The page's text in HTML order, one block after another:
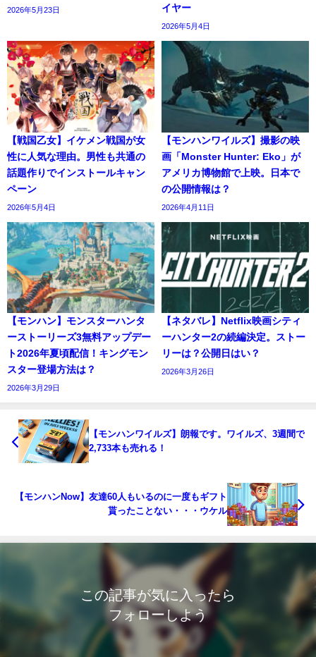
2026年5月23日
イヤー
2026年5月4日
【戦国乙女】イケメン戦国が女
性に人気な理由。男性も共通の
話題作りでインストールキャン
ペーン
2026年5月4日
【モンハンワイルズ】撮影の映
画「Monster Hunter: Eko」が
アメリカ博物館で上映。日本で
の公開情報は？
2026年4月11日
【モンハン】モンスターハンタ
ーストーリーズ3無料アップデー
ト2026年夏頃配信！キングモン
スター登場方法は？
2026年3月29日
【ネタバレ】Netflix映画シティ
ーハンター2の続編決定。ストー
リーは？公開日はい？
2026年3月26日
【モンハンワイルズ】朗報です。ワイルズ、3週間で
2,733本も売れる！
【モンハンNow】友達60人もいるのに一度もギフト
貰ったことない・・・ウケル
この記事が気に入ったら
フォローしよう